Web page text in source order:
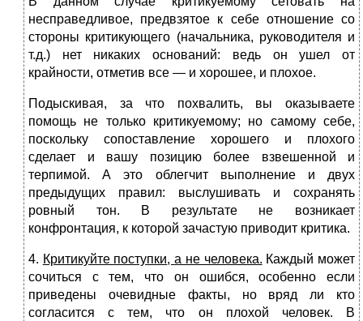
несправедли­вое, предвзятое к себе отношение со
стороны критикующего (начальника, руководителя и
т.д.) нет никаких оснований: ведь он ушел от
крайности, отметив все — и хорошее, и плохое.
Подыскивая, за что похвалить, вы оказываете
помощь не только критикуемому; но самому себе,
поскольку сопоставление хо­рошего и плохого
сделает и вашу позицию более взвешенной и
терпимой. А это облегчит выполнение и двух
предыдущих пра­вил: выслушивать и сохранять
ровный тон. В результате не воз­никает
конфронтация, к которой зачастую приводит критика.
4. Критикуйте поступки,а не человека. Каждый может
со­читься с тем, что он ошибся, особенно если
приведены очевидныe факты, но вряд ли кто
согласится с тем, что он плохой человек. В